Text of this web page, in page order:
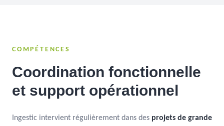
COMPÉTENCES
Coordination fonctionnelle
et support opérationnel
Ingestic intervient régulièrement dans des projets de grande